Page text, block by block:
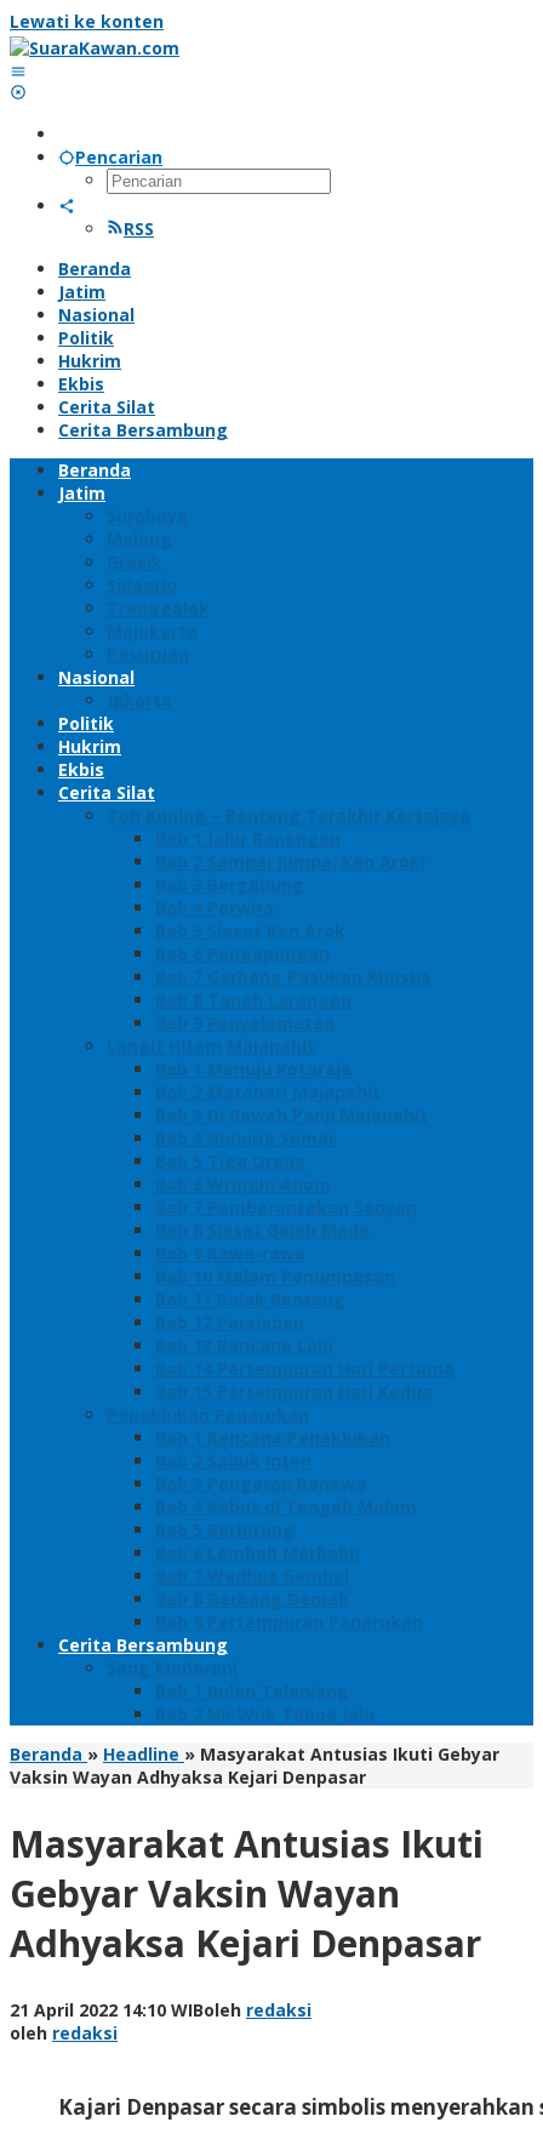
Lewati ke konten
Pencarian
RSS
Beranda
Jatim
Nasional
Politik
Hukrim
Ekbis
Cerita Silat
Cerita Bersambung
Beranda
Jatim
Surabaya
Malang
Gresik
Sidoarjo
Trenggalek
Mojokerto
Pasuruan
Nasional
Jakarta
Politik
Hukrim
Ekbis
Cerita Silat
Toh Kuning – Benteng Terakhir Kertajaya
Bab 1 Jalur Banengan
Bab 2 Sampai Jumpa, Ken Arok!
Bab 3 Bergabung
Bab 4 Perwira
Bab 5 Siasat Ken Arok
Bab 6 Pengepungan
Bab 7 Gerbang Pasukan Khusus
Bab 8 Tanah Larangan
Bab 9 Penyelamatan
Langit Hitam Majapahit
Bab 1 Menuju Kotaraja
Bab 2 Matahari Majapahit
Bab 3 Di Bawah Panji Majapahit
Bab 4 Gunung Semar
Bab 5 Tiga Orang
Bab 6 Wringin Anom
Bab 7 Pemberontakan Senyap
Bab 8 Siasat Gajah Mada
Bab 9 Rawa-rawa
Bab 10 Malam Penumpasan
Bab 11 Bulak Banteng
Bab 12 Persiapan
Bab 13 Rencana Lain
Bab 14 Pertempuran Hari Pertama
Bab 15 Pertempuran Hari Kedua
Penaklukan Panarukan
Bab 1 Rencana Penaklukan
Bab 2 Sabuk Inten
Bab 3 Pangeran Benawa
Bab 4 Kabut di Tengah Malam
Bab 5 Berhitung
Bab 6 Lembah Merbabu
Bab 7 Wedhus Gembel
Bab 8 Gerbang Demak
Bab 9 Pertempuran Panarukan
Cerita Bersambung
Sang Maharani
Bab 1 Bulan Telanjang
Bab 2 Nir Wuk Tanpa Jalu
Beranda » Headline » Masyarakat Antusias Ikuti Gebyar
Vaksin Wayan Adhyaksa Kejari Denpasar
Masyarakat Antusias Ikuti
Gebyar Vaksin Wayan
Adhyaksa Kejari Denpasar
21 April 2022 14:10 WIBoleh redaksi
oleh redaksi
Kajari Denpasar secara simbolis